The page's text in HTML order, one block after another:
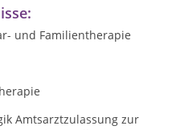
und Familientherapie
Amtsarztzulassung zur